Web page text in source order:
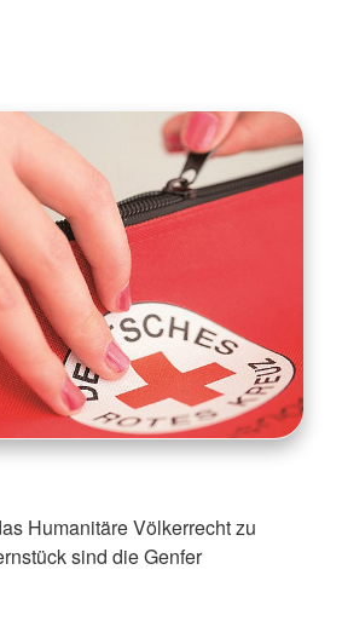
Humanitäre Völkerrecht zu
sind die Genfer